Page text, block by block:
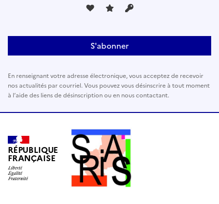
s
e
r
c
e
h
a
m
p
v
En renseignant votre adresse électronique, vous acceptez de recevoir
nos actualités par courriel. Vous pouvez vous désinscrire à tout moment
à l’aide des liens de désinscription ou en nous contactant.
RÉPUBLIQUE
FRANÇAISE